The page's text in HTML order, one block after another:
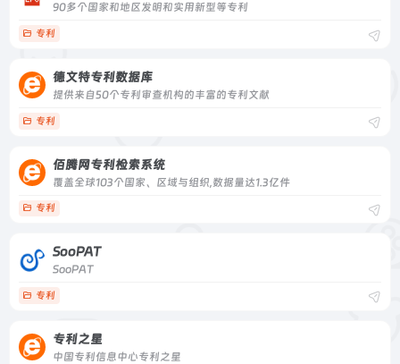
90多个国家和地区发明和实用新型等专利
专利
德文特专利数据库
提供来自50个专利审查机构的丰富的专利文献
专利
佰腾网专利检索系统
覆盖全球103个国家、区域与组织,数据量达1.3亿件
专利
SooPAT
SooPAT
专利
专利之星
中国专利信息中心专利之星